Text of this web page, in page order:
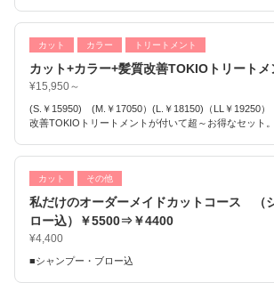
カット カラー トリートメント
カット+カラー+髪質改善TOKIOトリートメ
¥15,950～
(S.￥15950) (M.￥17050）(L.￥18150)（LL￥19250
改善TOKIOトリートメントが付いて超～お得なセット。
カット その他
私だけのオーダーメイドカットコース （
ロー込）￥5500⇒￥4400
¥4,400
■シャンプー・ブロー込